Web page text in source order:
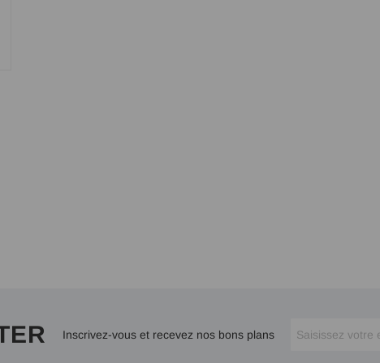
Inscrivez-vous et recevez nos bons plans